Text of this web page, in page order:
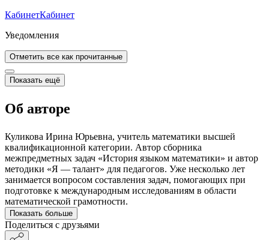
КабинетКабинет
Уведомления
Отметить все как прочитанные
Показать ещё
Об авторе
Куликова Ирина Юрьевна, учитель математики высшей
квалификационной категории. Автор сборника
межпредметных задач «История языком математики» и автор
методики «Я — талант» для педагогов. Уже несколько лет
занимается вопросом составления задач, помогающих при
подготовке к международным исследованиям в области
математической грамотности.
Показать больше
Поделиться с друзьями